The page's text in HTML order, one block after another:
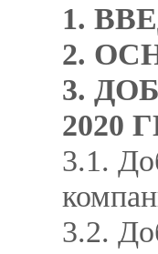
1.
2.
3.
2020
3.1.
3.2.